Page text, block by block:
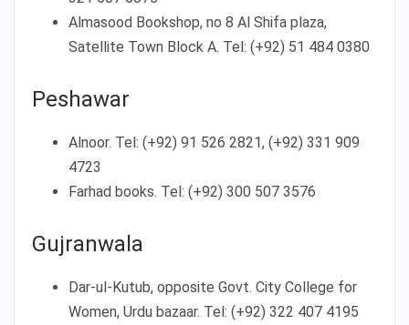
Almasood Bookshop, no 8 Al Shifa plaza,
Satellite Town Block A. Tel: (+92) 51 484 0380
Peshawar
Alnoor. Tel: (+92) 91 526 2821, (+92) 331 909
4723
Farhad books. Tel: (+92) 300 507 3576
Gujranwala
Dar-ul-Kutub, opposite Govt. City College for
Women, Urdu bazaar. Tel: (+92) 322 407 4195